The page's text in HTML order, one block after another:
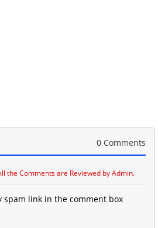
0 Comments
the Comments are Reviewed by Admin.
spam link in the comment box